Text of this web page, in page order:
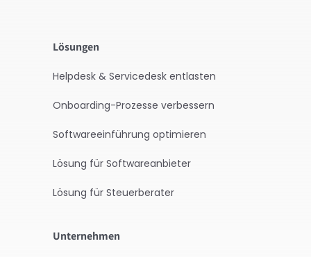
Lösungen
Unternehmen
Helpdesk & Servicedesk entlasten
Onboarding-Prozesse verbessern
Softwareeinführung optimieren
Lösung für Softwareanbieter
Lösung für Steuerberater